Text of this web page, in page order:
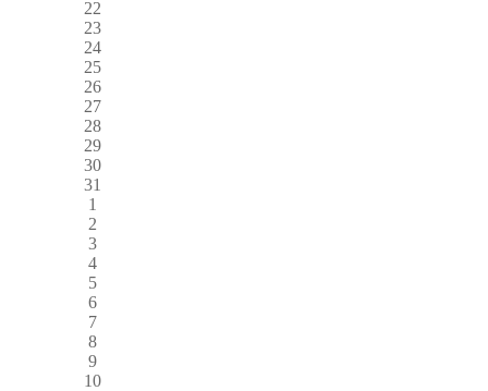
22
23
24
25
26
27
28
29
30
31
1
2
3
4
5
6
7
8
9
10